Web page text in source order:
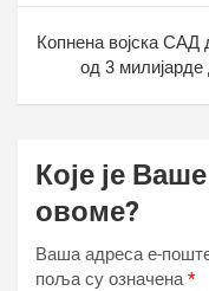
Копнена војска САД
од 3
Које је
овоме?
Ваша адреса е-
поља су означена*